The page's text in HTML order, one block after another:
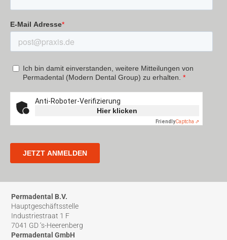
Permadental B.V.
Hauptgeschäftsstelle
Industriestraat 1 F
7041 GD ‘s-Heerenberg
Permadental GmbH